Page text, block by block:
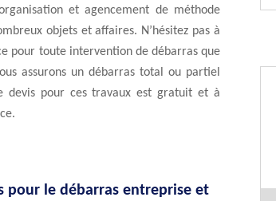
et agencement de méthode
objets et affaires. N’hésitez pas à
pour toute intervention de débarras que
assurons un débarras total ou partiel
devis pour ces travaux est gratuit et à
pour le débarras entreprise et